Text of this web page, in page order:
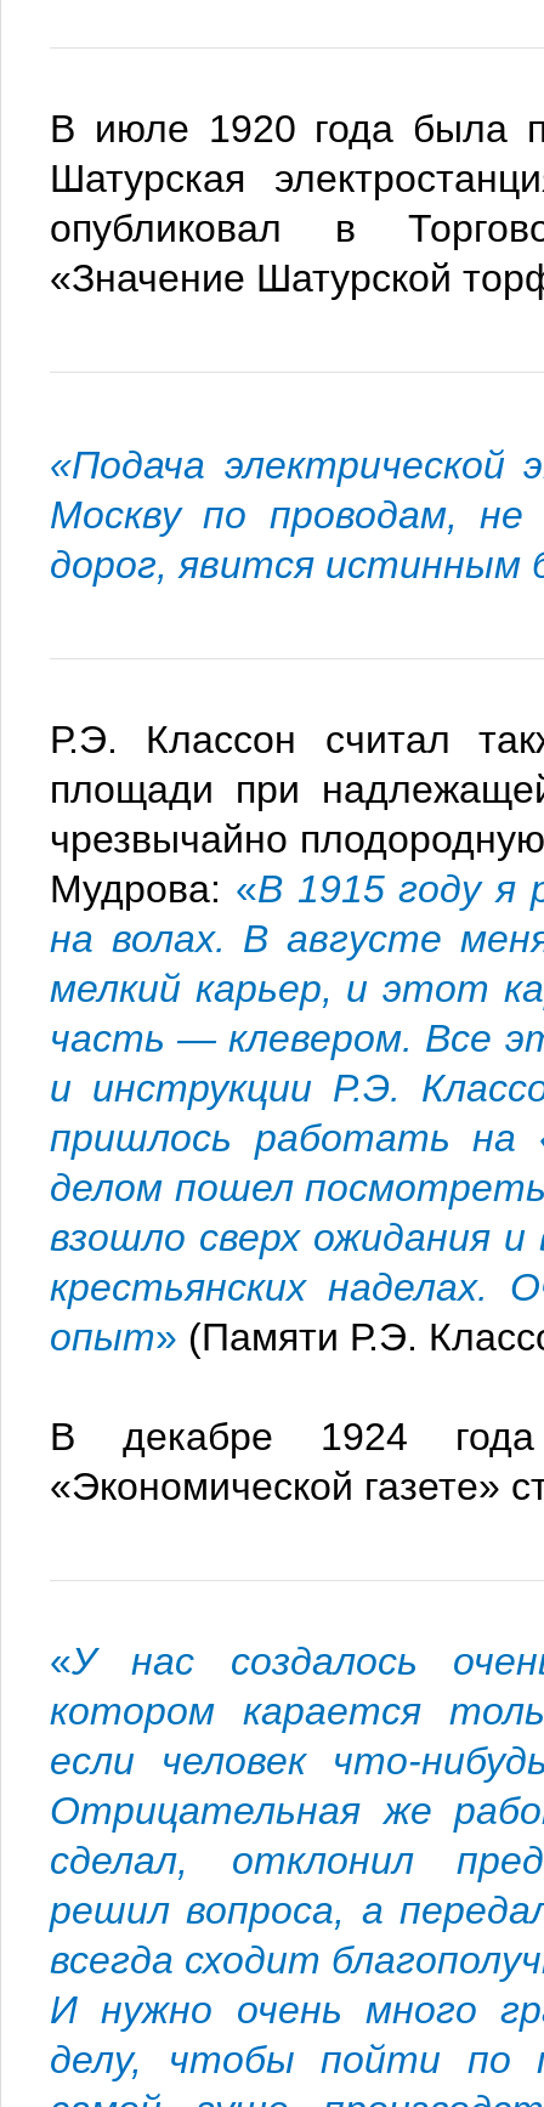
В июле 1920 года была
Шатурская
опубликовал в
«Значение Шатурской
«Подача
Москву по проводам, не
дорог, явится истинным
Р.Э. Классон считал
площади при
чрезвычайно
Мудрова: «В 1915 году я
на волах. В августе
мелкий карьер, и этот
часть — клевером. Все
и инструкции Р.Э.
пришлось работать на
делом пошел
взошло сверх ожидания
крестьянских
опыт» (Памяти Р.Э.
В декабре 1924
«Экономической газете»
«У нас создалось
котором карается
если человек что-
Отрицательная же
сделал, отклонил
решил вопроса, а
всегда сходит
И нужно очень много
делу, чтобы пойти по